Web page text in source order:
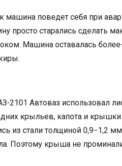
машина поведет себя при
старались сделать
Машина оставалась
2101 Автоваз использовал
крыльев, капота и
из стали толщиной 0,9−1,2
Поэтому крыша не